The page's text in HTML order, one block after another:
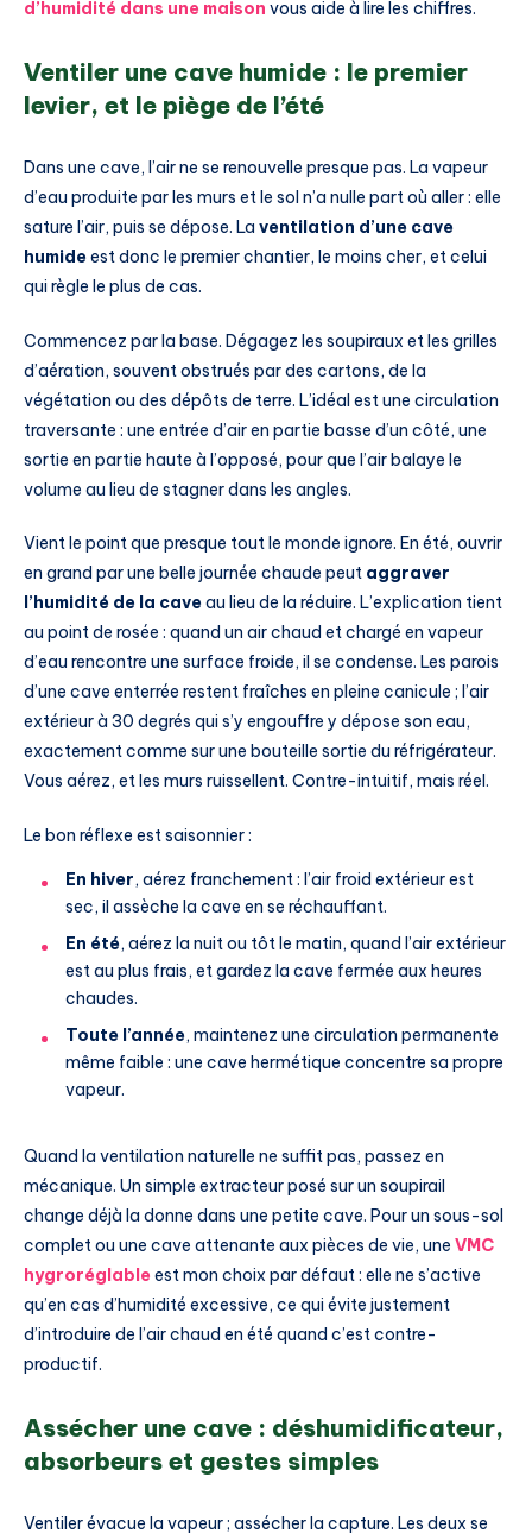
d’humidité dans une maison vous aide à lire les chiffres.
Ventiler une cave humide : le premier
levier, et le piège de l’été
Dans une cave, l’air ne se renouvelle presque pas. La vapeur
d’eau produite par les murs et le sol n’a nulle part où aller : elle
sature l’air, puis se dépose. La ventilation d’une cave
humideest donc le premier chantier, le moins cher, et celui
qui règle le plus de cas.
Commencez par la base. Dégagez les soupiraux et les grilles
d’aération, souvent obstrués par des cartons, de la
végétation ou des dépôts de terre. L’idéal est une circulation
traversante : une entrée d’air en partie basse d’un côté, une
sortie en partie haute à l’opposé, pour que l’air balaye le
volume au lieu de stagner dans les angles.
Vient le point que presque tout le monde ignore. En été, ouvrir
en grand par une belle journée chaude peut aggraver
l’humidité de la caveau lieu de la réduire. L’explication tient
au point de rosée : quand un air chaud et chargé en vapeur
d’eau rencontre une surface froide, il se condense. Les parois
d’une cave enterrée restent fraîches en pleine canicule ; l’air
extérieur à 30 degrés qui s’y engouffre y dépose son eau,
exactement comme sur une bouteille sortie du réfrigérateur.
Vous aérez, et les murs ruissellent. Contre-intuitif, mais réel.
Le bon réflexe est saisonnier :
En hiver, aérez franchement : l’air froid extérieur est
sec, il assèche la cave en se réchauffant.
En été, aérez la nuit ou tôt le matin, quand l’air extérieur
est au plus frais, et gardez la cave fermée aux heures
chaudes.
Toute l’année, maintenez une circulation permanente
même faible : une cave hermétique concentre sa propre
vapeur.
Quand la ventilation naturelle ne suffit pas, passez en
mécanique. Un simple extracteur posé sur un soupirail
change déjà la donne dans une petite cave. Pour un sous-sol
complet ou une cave attenante aux pièces de vie, une VMC
hygroréglable est mon choix par défaut : elle ne s’active
qu’en cas d’humidité excessive, ce qui évite justement
d’introduire de l’air chaud en été quand c’est contre-
productif.
Assécher une cave : déshumidificateur,
absorbeurs et gestes simples
Ventiler évacue la vapeur ; assécher la capture. Les deux se